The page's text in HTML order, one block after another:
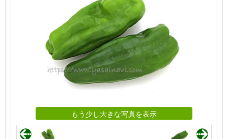
もう少し大きな写真を表示